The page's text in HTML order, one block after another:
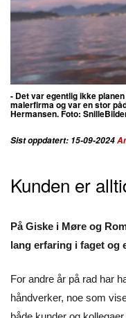
- Det var egentlig ikke
malerfirma og var en stor
Hermansen.Foto:
Sist oppdatert: 15-09-2024
Kunden er
På Giske i Møre og
lang erfaring i faget og
For andre år på rad har
håndverker, noe som